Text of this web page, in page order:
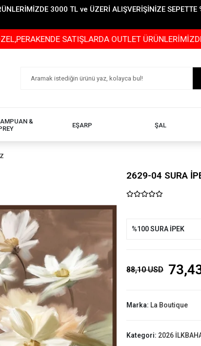
3000 TL ve ÜZERİ ALIŞVERİŞİNİZE
SATIŞLARDA OUTLET ÜRÜNLERİMİZDE
&
EŞARP ŞAL
2629-04 SURA
%100 SURA İPEK
88,10 USD
Marka: La Boutique
Kategori: 2026